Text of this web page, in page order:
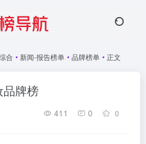
合 • 新闻-报告榜单 • 品牌榜单 • 正文
牌榜
411 0 0